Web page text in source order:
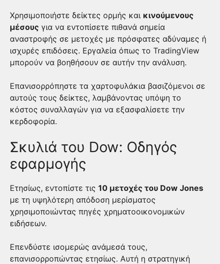
Χρησιμοποιήστε δείκτες ορμής και κινούμενους
μέσους για να εντοπίσετε πιθανά σημεία
αναστροφής σε μετοχές με πρόσφατες αδύναμες ή
ισχυρές επιδόσεις. Εργαλεία όπως το TradingView
μπορούν να βοηθήσουν σε αυτήν την ανάλυση.
Επανισορρόπηστε τα χαρτοφυλάκια βασιζόμενοι σε
αυτούς τους δείκτες, λαμβάνοντας υπόψη το
κόστος συναλλαγών για να εξασφαλίσετε την
κερδοφορία.
Σκυλιά του Dow: Οδηγός
εφαρμογής
Ετησίως, εντοπίστε τις 10 μετοχές του Dow Jones
με τη υψηλότερη απόδοση μερίσματος
χρησιμοποιώντας πηγές χρηματοοικονομικών
ειδήσεων.
Επενδύστε ισομερώς ανάμεσά τους,
επανισορροπώντας ετησίως. Αυτή η στρατηγική